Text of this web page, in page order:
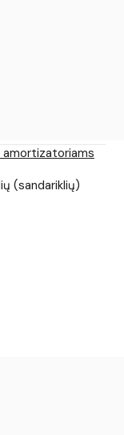
amortizatoriams
(sandariklių)